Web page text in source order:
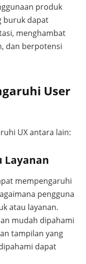
produk
buruk dapat
menghambat
dan berpotensi
User
UX antara lain:
Layanan
mempengaruhi
pengguna
atau layanan.
mudah dipahami
tampilan yang
dapat